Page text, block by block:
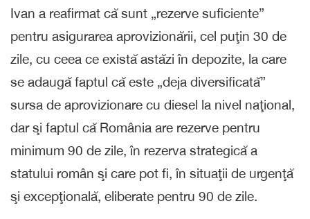
Ivan a reafirmat că sunt „rezerve suficiente”
pentru asigurarea aprovizionării, cel puţin 30 de
zile, cu ceea ce există astăzi în depozite, la care
se adaugă faptul că este „deja diversificată”
sursa de aprovizionare cu diesel la nivel naţional,
dar şi faptul că România are rezerve pentru
minimum 90 de zile, în rezerva strategică a
statului român şi care pot fi, în situaţii de urgenţă
şi excepţională, eliberate pentru 90 de zile.